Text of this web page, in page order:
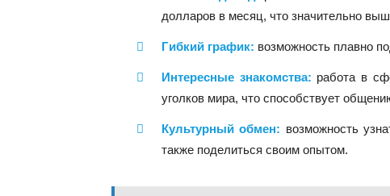
долларов в месяц, что значительно
Гибкий график: возможность плавно
Интересные знакомства: работа в
уголков мира, что способствует
Культурный обмен: возможность
также поделиться своим опытом.